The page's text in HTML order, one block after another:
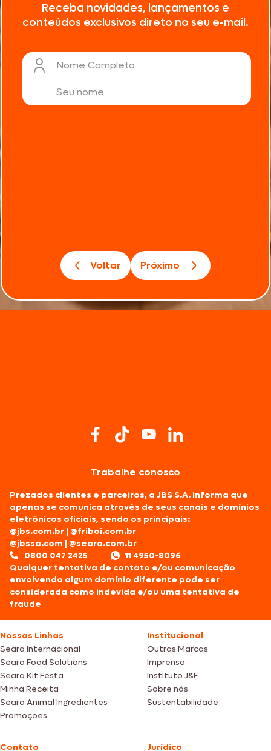
Receba novidades, lançamentos e
conteúdos exclusivos direto no seu e-mail.
Nome Completo
Voltar Próximo
Trabalhe conosco
Prezados clientes e parceiros, a JBS S.A. informa que
apenas se comunica através de seus canais e domínios
eletrônicos oficiais, sendo os principais:
@jbs.com.br |@friboi.com.br
@jbssa.com |@seara.com.br
0800 047 2425
11 4950-8096
Qualquer tentativa de contato e/ou comunicação
envolvendo algum domínio diferente pode ser
considerada como indevida e/ou uma tentativa de
fraude
Nossas Linhas
Seara Internacional
Seara Food Solutions
Seara Kit Festa
Minha Receita
Seara Animal Ingredientes
Promoções
Institucional
Outras Marcas
Imprensa
Instituto J&F
Sobre nós
Sustentabilidade
Contato Jurídico